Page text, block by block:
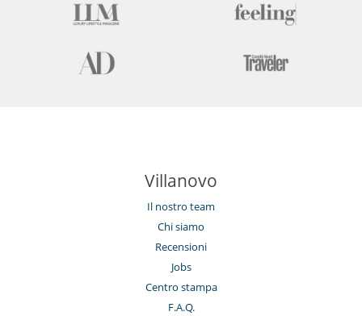
Villanovo
Il nostro team
Chi siamo
Recensioni
Jobs
Centro stampa
F.A.Q.